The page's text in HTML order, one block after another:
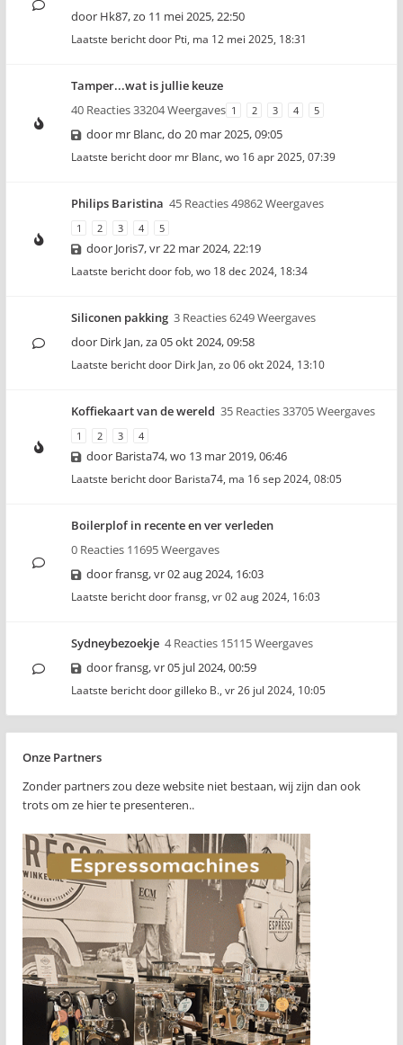
door Hk87,zo 11 mei 2025, 22:50
Laatste bericht door Pti, ma 12 mei 2025, 18:31
Tamper...wat is jullie keuze
40 Reacties 33204 Weergaves 1 2 3 4 5
door mr Blanc,do 20 mar 2025, 09:05
Laatste bericht door mr Blanc, wo 16 apr 2025, 07:39
Philips Baristina 45 Reacties 49862 Weergaves
1 2 3 4 5
door Joris7,vr 22 mar 2024, 22:19
Laatste bericht doorfob, wo 18 dec 2024, 18:34
Siliconen pakking 3 Reacties 6249 Weergaves
door Dirk Jan,za 05 okt 2024, 09:58
Laatste bericht door Dirk Jan, zo 06 okt 2024, 13:10
Koffiekaart van de wereld 35 Reacties 33705 Weergaves
1 2 3 4
door Barista74,wo 13 mar 2019, 06:46
Laatste bericht door Barista74, ma 16 sep 2024, 08:05
Boilerplof in recente en ver verleden
0 Reacties 11695 Weergaves
doorfransg,vr 02 aug 2024, 16:03
Laatste bericht doorfransg, vr 02 aug 2024, 16:03
Sydneybezoekje 4 Reacties 15115 Weergaves
doorfransg,vr 05 jul 2024, 00:59
Laatste bericht doorgilleko B., vr 26 jul 2024, 10:05
Onze Partners
Zonder partners zou deze website niet bestaan, wij zijn dan ook
trots om ze hier te presenteren..